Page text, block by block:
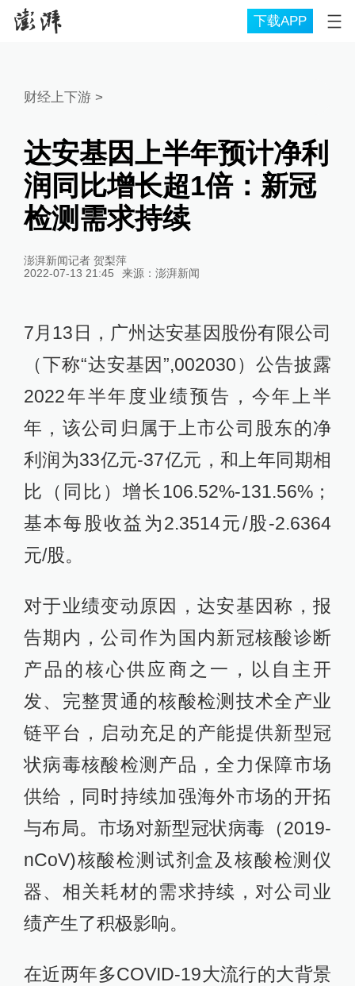
下载APP
财经上下游 >
达安基因上半年预计净利
润同比增长超1倍：新冠
检测需求持续
澎湃新闻记者 贺梨萍
2022-07-13 21:45
来源： 澎湃新闻
7月13日，广州达安基因股份有限公司
（下称“达安基因”,002030）公告披露
2022年半年度业绩预告，今年上半
年，该公司归属于上市公司股东的净
利润为33亿元-37亿元，和上年同期相
比（同比）增长106.52%-131.56%；
基本每股收益为2.3514元/股-2.6364
元/股。
对于业绩变动原因，达安基因称，报
告期内，公司作为国内新冠核酸诊断
产品的核心供应商之一，以自主开
发、完整贯通的核酸检测技术全产业
链平台，启动充足的产能提供新型冠
状病毒核酸检测产品，全力保障市场
供给，同时持续加强海外市场的开拓
与布局。市场对新型冠状病毒（2019-
nCoV)核酸检测试剂盒及核酸检测仪
器、相关耗材的需求持续，对公司业
绩产生了积极影响。
在近两年多COVID-19大流行的大背景